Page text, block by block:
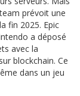
prévoit une
fin 2025. Epic
a déposé
avec la
blockchain. Ce
dans un jeu